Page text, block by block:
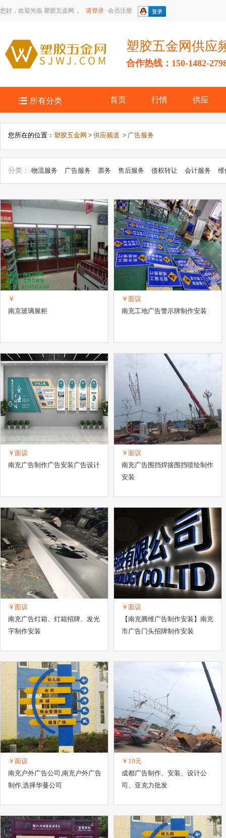
您好，欢迎光临 塑胶五金网 。 请登录 会员注册
塑胶五金网供应
合作热线：150-1482-
 所有分类 首页 行情 供应
您所在的位置： 塑胶五金网 > 供应频道 > 广告服务
分类： 物流服务 广告服务 票务 售后服务 债权转让 会计服务
维
务
工程承包 公关服务 创意设计 金融服务
￥
南京玻璃展柜
￥面议
南充工地广告警示牌制作安装
￥面议
南充广告制作广告安装广告设计
￥面议
南充广告围挡焊接围挡喷绘制作
安装
￥面议
南充广告灯箱、灯箱招牌、发光
字制作安装
￥面议
【南充腾维广告制作安装】南充
市广告门头招牌制作安装
￥面议
南充户外广告公司,南充户外广告
制作,选择华蔓公司
￥10元
成都广告制作、安装、设计公
司、亚克力批发